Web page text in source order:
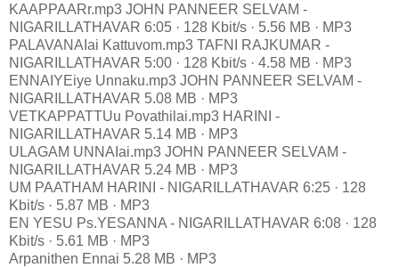
KAAPPAARr.mp3 JOHN PANNEER SELVAM -
NIGARILLATHAVAR 6:05 · 128 Kbit/s · 5.56 MB · MP3
PALAVANAIai Kattuvom.mp3 TAFNI RAJKUMAR -
NIGARILLATHAVAR 5:00 · 128 Kbit/s · 4.58 MB · MP3
ENNAIYEiye Unnaku.mp3 JOHN PANNEER SELVAM -
NIGARILLATHAVAR 5.08 MB · MP3
VETKAPPATTUu Povathilai.mp3 HARINI -
NIGARILLATHAVAR 5.14 MB · MP3
ULAGAM UNNAIai.mp3 JOHN PANNEER SELVAM -
NIGARILLATHAVAR 5.24 MB · MP3
UM PAATHAM HARINI - NIGARILLATHAVAR 6:25 · 128
Kbit/s · 5.87 MB · MP3
EN YESU Ps.YESANNA - NIGARILLATHAVAR 6:08 · 128
Kbit/s · 5.61 MB · MP3
Arpanithen Ennai 5.28 MB · MP3